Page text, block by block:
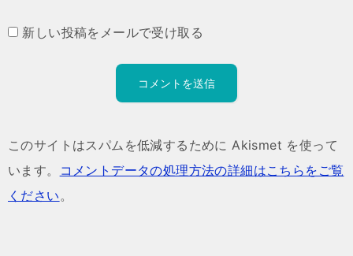
新しい投稿をメールで受け取る
このサイトはスパムを低減するために Akismet を使って
います。
コメントデータの処理方法の詳細はこちらをご覧
ください。